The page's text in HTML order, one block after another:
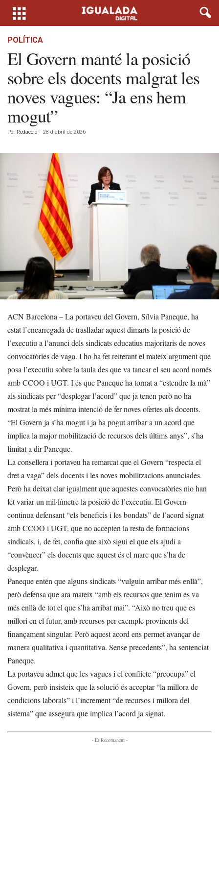
POLÍTICA
El Govern manté la posició
sobre els docents malgrat les
noves vagues: “Ja ens hem
mogut”
Por Redacció - 28 d'abril de 2026
ACN Barcelona – La portaveu del Govern, Sílvia Paneque, ha
estat l’encarregada de traslladar aquest dimarts la posició de
l’executiu a l’anunci dels sindicats educatius majoritaris de noves
convocatòries de vaga. I ho ha fet reiterant el mateix argument que
posa l’executiu sobre la taula des que va tancar el seu acord només
amb CCOO i UGT. I és que Paneque ha tornat a “estendre la mà”
als sindicats per “desplegar l’acord” que ja tenen però no ha
mostrat la més mínima intenció de fer noves ofertes als docents.
“El Govern ja s’ha mogut i ja ha pogut arribar a un acord que
implica la major mobilització de recursos dels últims anys”, s’ha
limitat a dir Paneque.
La consellera i portaveu ha remarcat que el Govern “respecta el
dret a vaga” dels docents i les noves mobilitzacions anunciades.
Però ha deixat clar igualment que aquestes convocatòries nio han
fet variar un mil·límetre la posició de l’executiu. El Govern
continua defensant “els beneficis i les bondats” de l’acord signat
amb CCOO i UGT, que no accepten la resta de formacions
sindicals, i, de fet, confia que això sigui el que els ajudi a
“convèncer” els docents que aquest és el marc que s’ha de
desplegar.
Paneque entén que alguns sindicats “vulguin arribar més enllà”,
però defensa que ara mateix “amb els recursos que tenim es va
més enllà de tot el que s’ha arribat mai”. “Això no treu que es
millori en el futur, amb recursos per exemple provinents del
finançament singular. Però aquest acord ens permet avançar de
manera qualitativa i quantitativa. Sense precedents”, ha sentenciat
Paneque.
La portaveu admet que les vagues i el conflicte “preocupa” el
Govern, però insisteix que la solució és acceptar “la millora de
condicions laborals” i l’increment “de recursos i millora del
sistema” que assegura que implica l’acord ja signat.
- Et Recomanem -